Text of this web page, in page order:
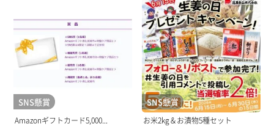
SNS懸賞
Amazonギフトカード5,000...
SNS懸賞
お米2kg＆お漬物5種セット